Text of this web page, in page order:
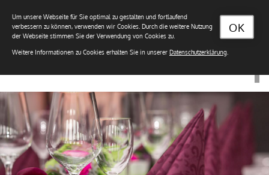
OK
Um unsere Webseite für Sie optimal zu gestalten und fortlaufend
verbessern zu können, verwenden wir Cookies. Durch die weitere Nutzung
der Webseite stimmen Sie der Verwendung von Cookies zu.
Weitere Informationen zu Cookies erhalten Sie in unserer Datenschutzerklärung